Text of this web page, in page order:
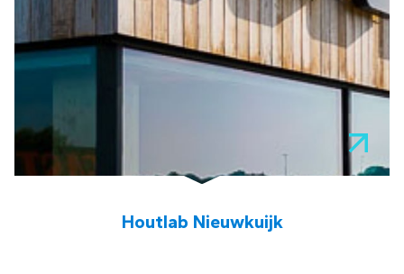
Houtlab Nieuwkuijk